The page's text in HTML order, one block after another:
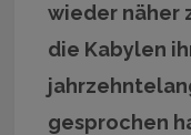
wieder näher
die Kabylen
gesprochen